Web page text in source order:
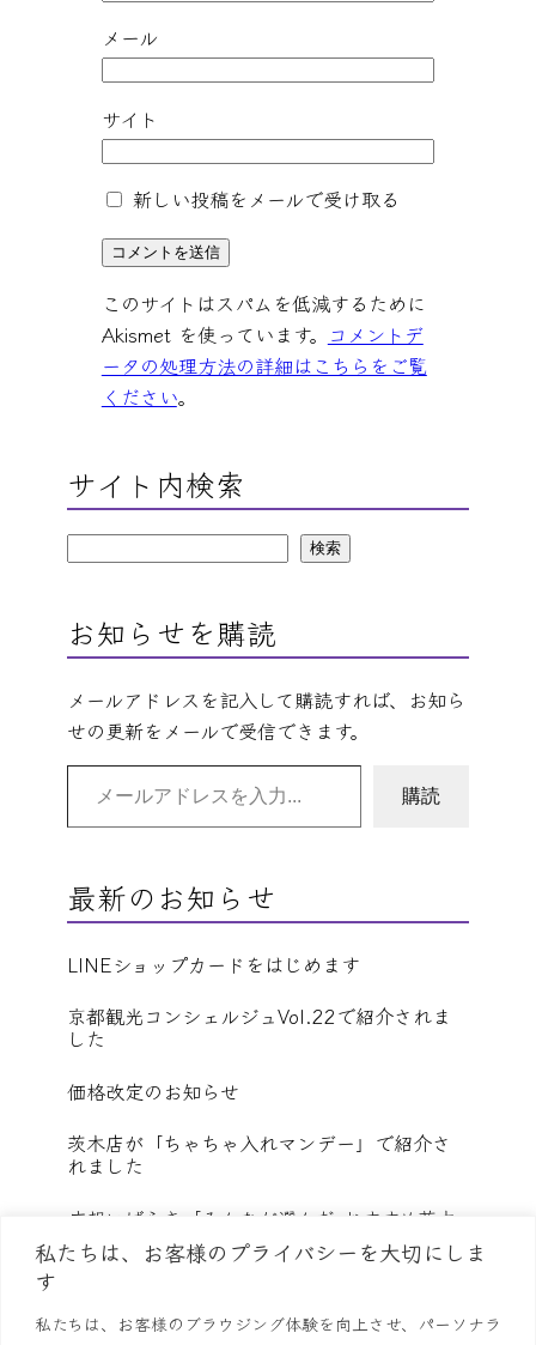
私たちは、お客様のプライバシーを大切にしま
す
私たちは、お客様のブラウジング体験を向上させ、パーソナラ
メール
サイト
新しい投稿をメールで受け取る
このサイトはスパムを低減するために
Akismet を使っています。 コメントデ
ータの処理方法の詳細はこちらをご覧
ください。
サイト内検索
検索
お知らせを購読
メールアドレスを記入して購読すれば、お知ら
せの更新をメールで受信できます。
メールアドレスを入力…
購読
最新のお知らせ
LINEショップカードをはじめます
京都観光コンシェルジュVol.22で紹介されま
した
価格改定のお知らせ
茨木店が「ちゃちゃ入れマンデー」で紹介さ
れました
広報いばらき「みんなが選んだ おすすめ茨木
グルメ」に選ばれました
すべてのお知らせを見る